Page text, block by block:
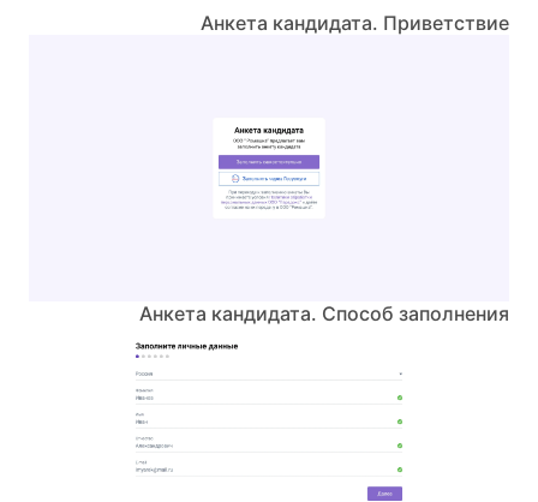
Анкета кандидата. Приветствие
Анкета кандидата. Способ заполнения